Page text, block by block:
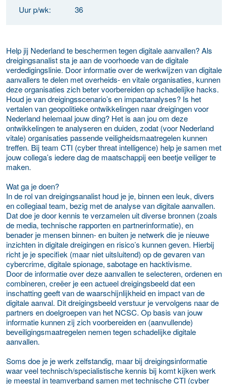
Uur p/wk:
36
Help jij Nederland te beschermen tegen digitale aanvallen? Als
dreigingsanalist sta je aan de voorhoede van de digitale
verdedigingslinie. Door informatie over de werkwijzen van digitale
aanvallers te delen met overheids- en vitale organisaties, kunnen
deze organisaties zich beter voorbereiden op schadelijke hacks.
Houd je van dreigingsscenario’s en impactanalyses? Is het
vertalen van geopolitieke ontwikkelingen naar dreigingen voor
Nederland helemaal jouw ding? Het is aan jou om deze
ontwikkelingen te analyseren en duiden, zodat (voor Nederland
vitale) organisaties passende veiligheidsmaatregelen kunnen
treffen. Bij team CTI (cyber threat intelligence) help je samen met
jouw collega’s iedere dag de maatschappij een beetje veiliger te
maken.
Wat ga je doen?
In de rol van dreigingsanalist houd je je, binnen een leuk, divers
en collegiaal team, bezig met de analyse van digitale aanvallen.
Dat doe je door kennis te verzamelen uit diverse bronnen (zoals
de media, technische rapporten en partnerinformatie), en
benader je mensen binnen- en buiten je netwerk die je nieuwe
inzichten in digitale dreigingen en risico’s kunnen geven. Hierbij
richt je je specifiek (maar niet uitsluitend) op de gevaren van
cybercrime, digitale spionage, sabotage en hacktivisme.
Door de informatie over deze aanvallen te selecteren, ordenen en
combineren, creëer je een actueel dreigingsbeeld dat een
inschatting geeft van de waarschijnlijkheid en impact van de
digitale aanval. Dit dreigingsbeeld verstuur je vervolgens naar de
partners en doelgroepen van het NCSC. Op basis van jouw
informatie kunnen zij zich voorbereiden en (aanvullende)
beveiligingsmaatregelen nemen tegen schadelijke digitale
aanvallen.
Soms doe je je werk zelfstandig, maar bij dreigingsinformatie
waar veel technisch/specialistische kennis bij komt kijken werk
je meestal in teamverband samen met technische CTI (cyber